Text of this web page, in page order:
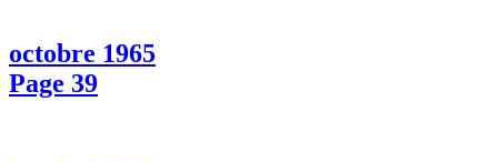
octobre 1965
Page 39